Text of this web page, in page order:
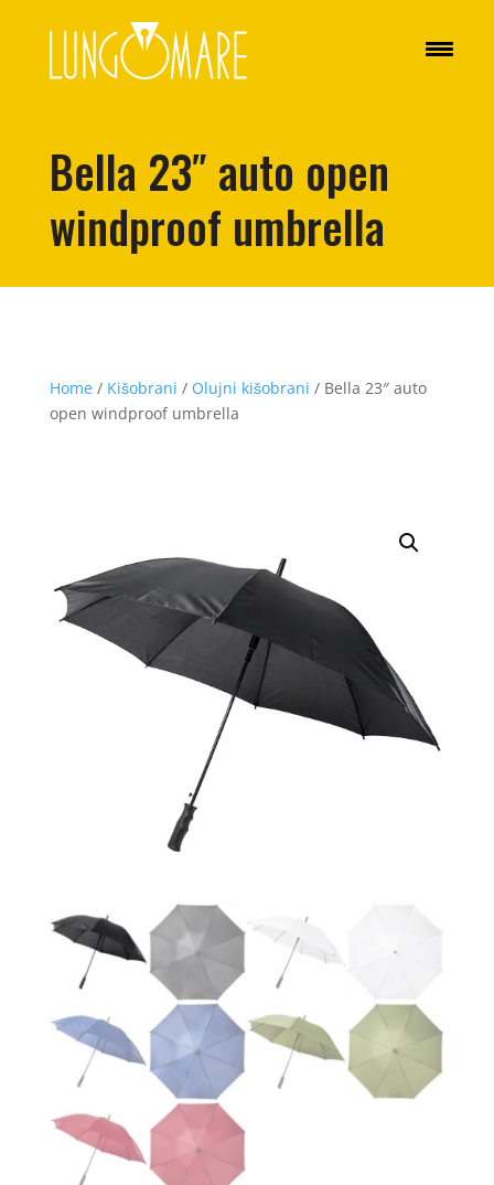
Bella 23″ auto open
windproof umbrella
Home/ Kišobrani / Olujni kišobrani / Bella 23″ auto
open windproof umbrella